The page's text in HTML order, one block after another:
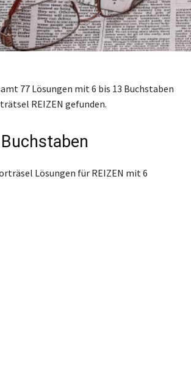
77 Lösungen mit 6 bis 13 Buchstaben
REIZEN gefunden.
Buchstaben
Lösungen für REIZEN mit 6